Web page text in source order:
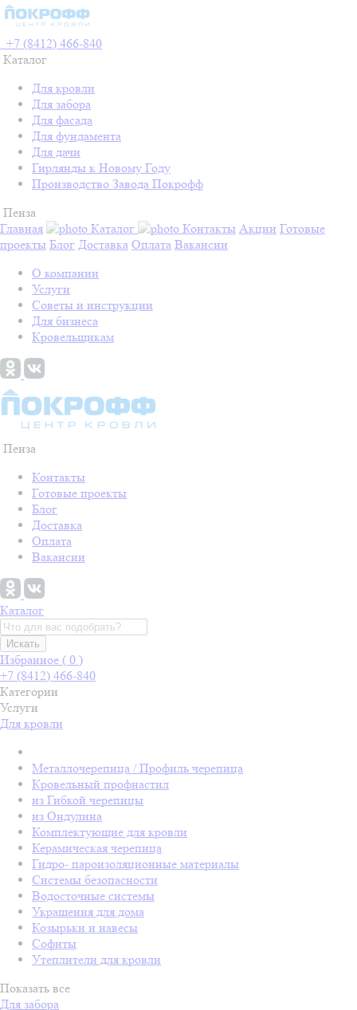
+7 (8412) 466-840
Каталог
Для кровли
Для забора
Для фасада
Для фундамента
Для дачи
Гирлянды к Новому Году
Производство Завода Покрофф
Пенза
Главная
Каталог Контакты Акции Готовые
проекты Блог Доставка Оплата Вакансии
О компании
Услуги
Советы и инструкции
Для бизнеса
Кровельщикам
Пенза
Контакты
Готовые проекты
Блог
Доставка
Оплата
Вакансии
Каталог
Искать
Избранное ( 0 )
+7 (8412) 466-840
Категории
Услуги
Для кровли
Металлочерепица / Профиль черепица
Кровельный профнастил
из Гибкой черепицы
из Ондулина
Комплектующие для кровли
Керамическая черепица
Гидро- пароизоляционные материалы
Системы безопасности
Водосточные системы
Украшения для дома
Козырьки и навесы
Софиты
Утеплители для кровли
Показать все
Для забора